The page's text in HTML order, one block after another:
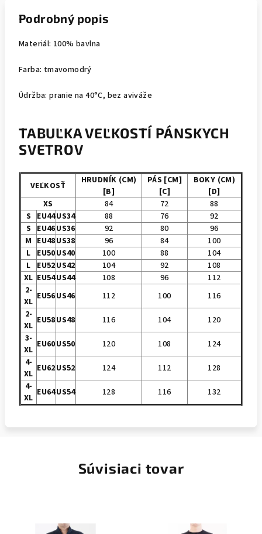
Podrobný popis
Materiál: 100% bavlna
Farba: tmavomodrý
Údržba: pranie na 40°C, bez aviváže
TABUĽKA VEĽKOSTÍ PÁNSKYCH
SVETROV
VEĽKOSŤ
HRUDNÍK (CM)
[B]
PÁS [CM]
[C]
BOKY (CM)
[D]
XS
84 72
88
S EU44US34 88 76
92
S EU46US36 92 80
96
M EU48US38 96 84
100
L EU50US40 100 88
104
L EU52US42 104 92
108
XL EU54US44 108 96
112
2-
XL EU56US46 112 100
116
2-
XL EU58US48 116 104
120
3-
XL EU60US50 120 108
124
4-
XL EU62US52 124 112
128
4-
XL EU64US54 128 116 132
Súvisiaci tovar